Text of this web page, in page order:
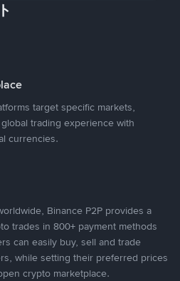
target specific markets,
trading experience with
currencies.
Binance P2P provides a
trades in 800+ payment methods
can easily buy, sell and trade
while setting their preferred prices
crypto marketplace.